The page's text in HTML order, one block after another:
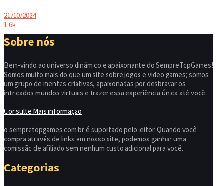
21/10/2024
1.6k
Sobre nós
Bem-vindo ao universo dinâmico e apaixonante do SempreTopGames!
Somos muito mais do que um site sobre jogos e video games; somos
um grupo de mentes criativas, apaixonadas por desbravar os
intricados mundos virtuais e trazer essa experiência única até você.
Consulte Mais informação
o sempretopgames.com.br é suportado pelo leitor. Quando você
compra através de links em nosso site, podemos ganhar uma
comissão de afiliado sem nenhum custo adicional para você.
Categorias